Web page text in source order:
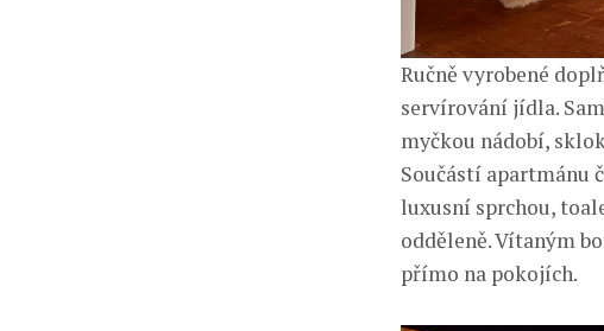
Ručně vyrobené
servírování jídla.
myčkou nádobí,
Součástí apartmánu
luxusní sprchou,
odděleně. Vítaným
přímo na pokojích.